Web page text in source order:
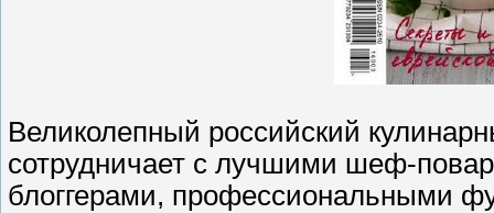
Великолепный российский
сотрудничает с лучшими шеф-
блоггерами, профессиональными